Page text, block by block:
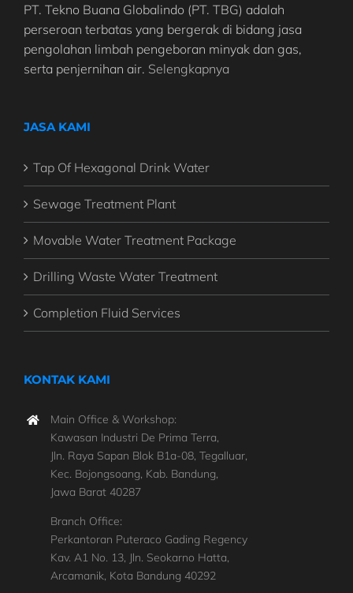
PT. Tekno Buana Globalindo (PT. TBG) adalah
perseroan terbatas yang bergerak di bidang jasa
pengolahan limbah pengeboran minyak dan gas,
serta penjernihan air. Selengkapnya
JASA KAMI
Tap Of Hexagonal Drink Water
Sewage Treatment Plant
Movable Water Treatment Package
Drilling Waste Water Treatment
Completion Fluid Services
KONTAK KAMI
Main Office & Workshop:
Kawasan Industri De Prima Terra,
Jln. Raya Sapan Blok B1a-08, Tegalluar,
Kec. Bojongsoang, Kab. Bandung,
Jawa Barat 40287
Branch Office:
Perkantoran Puteraco Gading Regency
Kav. A1 No. 13, Jln. Seokarno Hatta,
Arcamanik, Kota Bandung 40292